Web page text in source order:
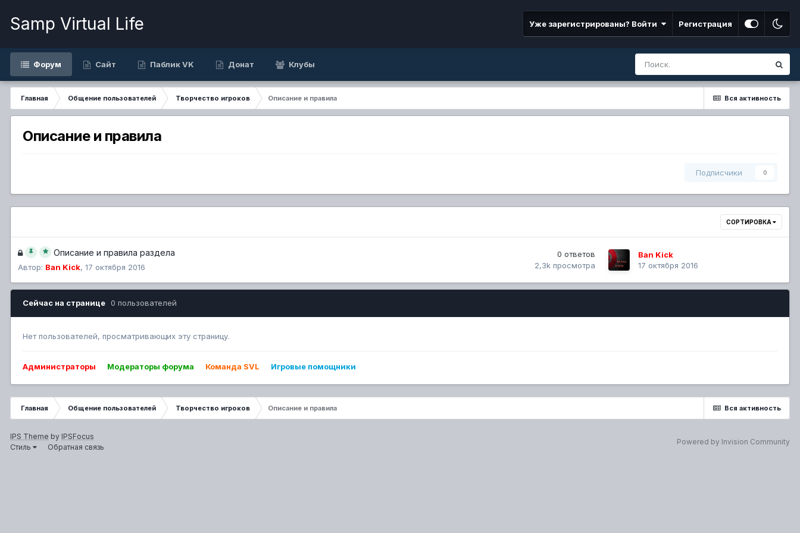
Samp Virtual Life Уже зарегистрированы? Войти Регистрация
Форум Сайт Паблик VK Донат Клубы
Вся активность
Главная Общение пользователей Творчество игроков Описание и правила
Описание и правила
Подписчики 0
СОРТИРОВКА
Описание и правила раздела
Автор: Ban Kick, 17 октября 2016
0 ответов
2,3k просмотра
Ban Kick
17 октября 2016
Сейчас на странице 0 пользователей
Нет пользователей, просматривающих эту страницу.
Администраторы Модераторы форума Команда SVL Игровые помощники
Вся активность
Главная Общение пользователей Творчество игроков Описание и правила
IPS Theme by IPSFocus
Стиль
Обратная связь
Powered by Invision Community